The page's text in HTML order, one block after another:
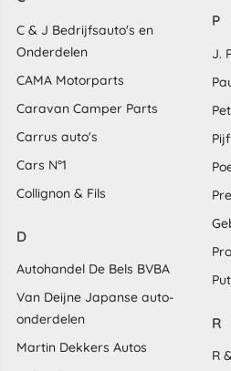
C & J Bedrijfsauto's en
Onderdelen
CAMA Motorparts
Caravan Camper Parts
Carrus auto's
Cars N°1
Collignon & Fils
D
Autohandel De Bels BVBA
Van Deijne Japanse auto-
onderdelen
Martin Dekkers Autos
P
J.
R
R